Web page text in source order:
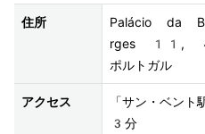
住所
Palácio da
rges 11,
ポルトガル
アクセス
「サン・ベン
3分